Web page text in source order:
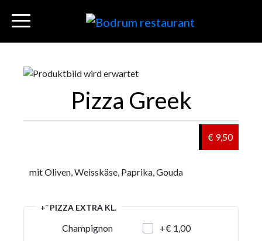
Pizza Greek
€ 9,50
mit Oliven, Weisskäse, Paprika, Gouda
+¨ PIZZA EXTRA KL.
Champignon
+€ 1,00